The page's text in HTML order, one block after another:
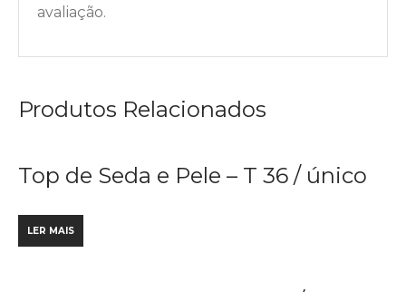
avaliação.
Produtos Relacionados
Top de Seda e Pele – T 36 / único
LER MAIS